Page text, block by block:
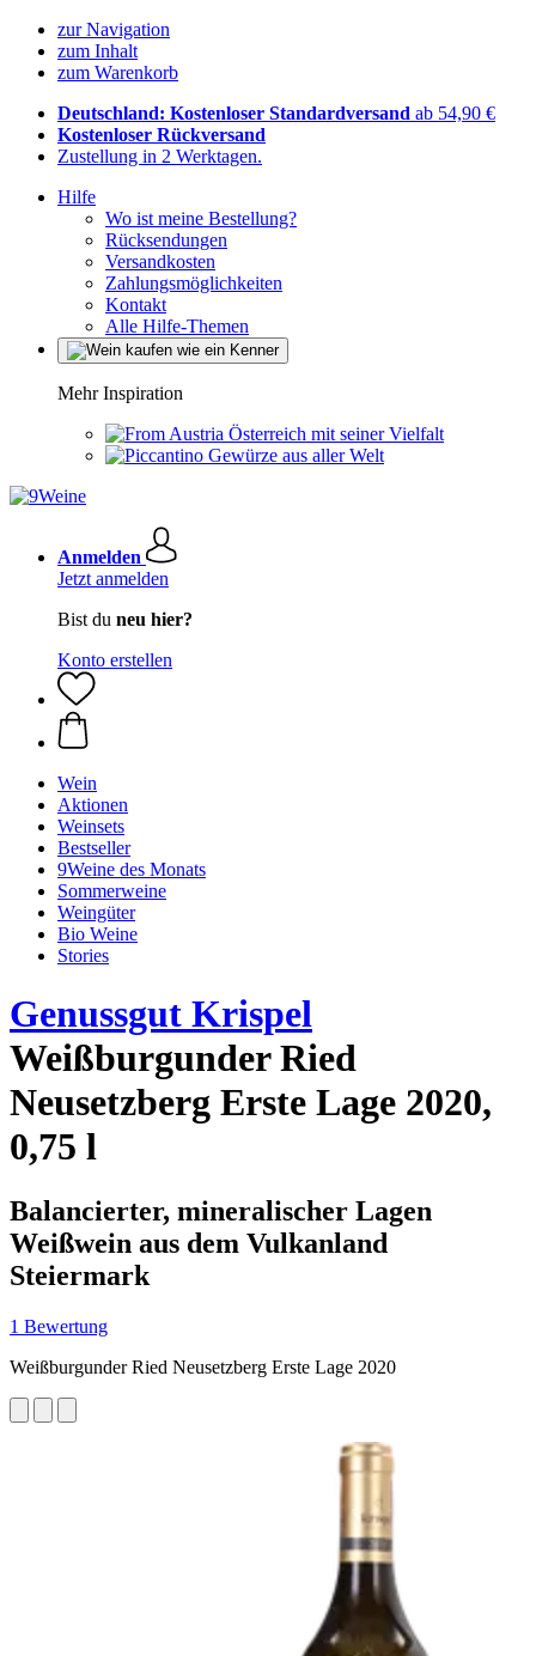
zur Navigation
zum Inhalt
zum Warenkorb
Deutschland: Kostenloser Standardversand ab 54,90 €
Kostenloser Rückversand
Zustellung in 2 Werktagen.
Hilfe
Wo ist meine Bestellung?
Rücksendungen
Versandkosten
Zahlungsmöglichkeiten
Kontakt
Alle Hilfe-Themen
Mehr Inspiration
Österreich mit seiner Vielfalt
Gewürze aus aller Welt
Anmelden
Jetzt anmelden
Bist du neu hier?
Konto erstellen
Wein
Aktionen
Weinsets
Bestseller
9Weine des Monats
Sommerweine
Weingüter
Bio Weine
Stories
Genussgut Krispel
Weißburgunder Ried
Neusetzberg Erste Lage 2020,
0,75 l
Balancierter, mineralischer Lagen
Weißwein aus dem Vulkanland
Steiermark
1 Bewertung
Weißburgunder Ried Neusetzberg Erste Lage 2020